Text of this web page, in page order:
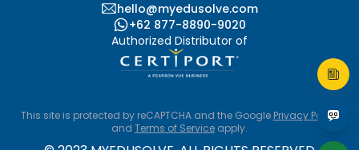
hello@myedusolve.com
+62 877-8890-9020
Authorized Distributor of
This site is protected by reCAPTCHA and the Google Privacy Policy
and Terms of Service apply.